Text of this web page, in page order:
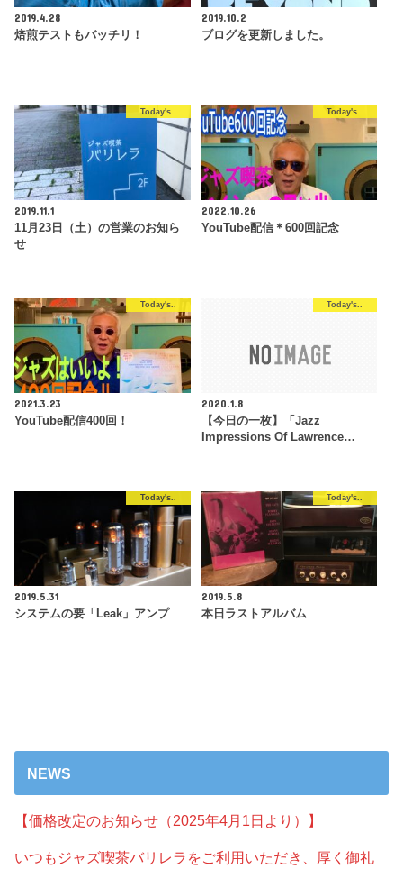
2019.4.28
焙煎テストもバッチリ！
2019.10.2
ブログを更新しました。
Today's..
2019.11.1
11月23日（土）の営業のお知ら
せ
Today's..
2022.10.26
YouTube配信＊600回記念
Today's..
2021.3.23
YouTube配信400回！
Today's..
2020.1.8
【今日の一枚】「Jazz
Impressions Of Lawrence…
Today's..
2019.5.31
システムの要「Leak」アンプ
Today's..
2019.5.8
本日ラストアルバム
NEWS
【価格改定のお知らせ（2025年4月1日より）】
いつもジャズ喫茶バリレラをご利用いただき、厚く御礼